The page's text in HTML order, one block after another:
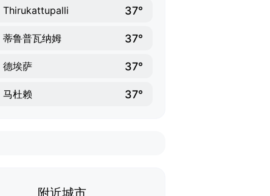
Thirukattupalli 37°
蒂鲁普瓦纳姆 37°
德埃萨 37°
马杜赖 37°
附近城市